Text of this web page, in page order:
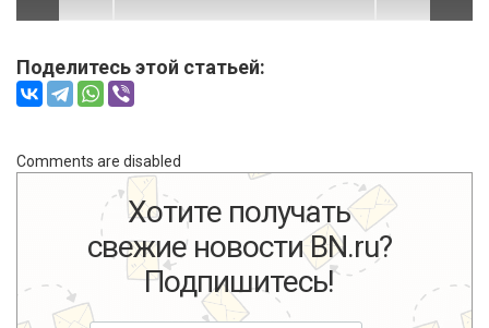
Поделитесь этой статьей:
Comments are disabled
Хотите получать
свежие новости BN.ru?
Подпишитесь!